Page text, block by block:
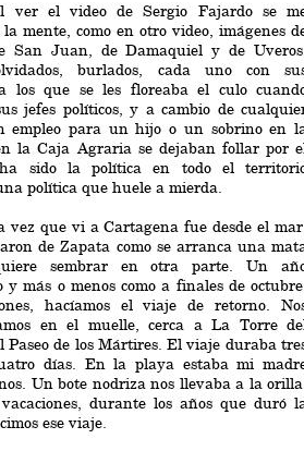
ver el video de Sergio Fajardo se
mente, como en otro video, imágenes
San Juan, de Damaquiel y de
burlados, cada uno con
los que se les floreaba el culo
jefes políticos, y a cambio de
empleo para un hijo o un sobrino en
la Caja Agraria se dejaban follar por
sido la política en todo el
política que huele a mierda.
vez que vi a Cartagena fue desde el
de Zapata como se arranca una
sembrar en otra parte. Un
y más o menos como a finales de
hacíamos el viaje de retorno.
en el muelle, cerca a La Torre
Paseo de los Mártires. El viaje duraba
días. En la playa estaba mi
Un bote nodriza nos llevaba a la
durante los años que duró
ese viaje.